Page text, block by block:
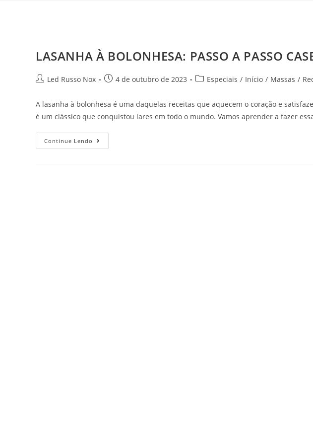
LASANHA À BOLONHESA: PASSO A PASSO
Led Russo Nox 4 de outubro de 2023 Especiais / Início / Massas /
A lasanha à bolonhesa é uma daquelas receitas que aquecem o coração e
é um clássico que conquistou lares em todo o mundo. Vamos aprender a fazer
Continue Lendo